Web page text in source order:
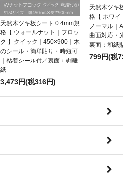
天然木ツキ板シート 0.4mm規
格【 ウォールナット｜ブロッ
ク 】クイック｜450×900｜木
のシール・簡単貼り・時短可
｜粘着シール付／裏面：剥離
紙
3,473円(税316円)
天然木ツキ
格【 ホワイ
ノーマル｜
曲面対応・
裏面：和紙
799円(税